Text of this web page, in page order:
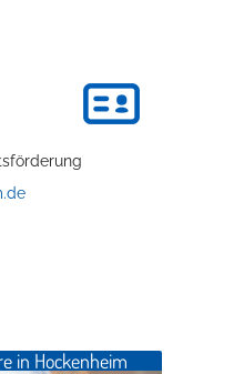
in Hockenheim